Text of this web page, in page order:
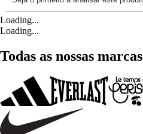
Loading...
Loading...
Todas as nossas marcas